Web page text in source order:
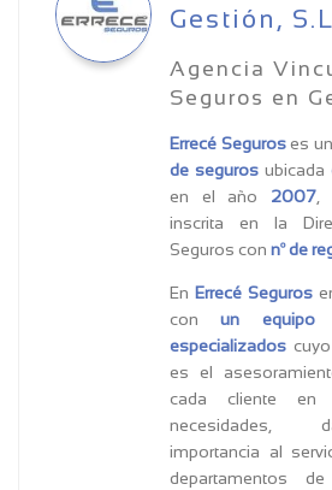
Gestión,
Agencia
Seguros en
Errecé Seguroses
de seguros ubicada
en el año 2007,
inscrita en la
Seguros con nº de
En Errecé Seguros
conun equipo
especializados
es el
cada cliente
necesidades,
importancia al
departamentos